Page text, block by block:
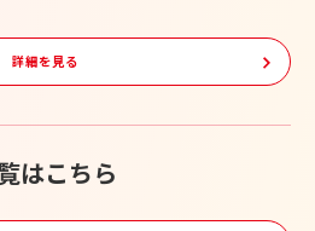
詳細を見る
はこちら